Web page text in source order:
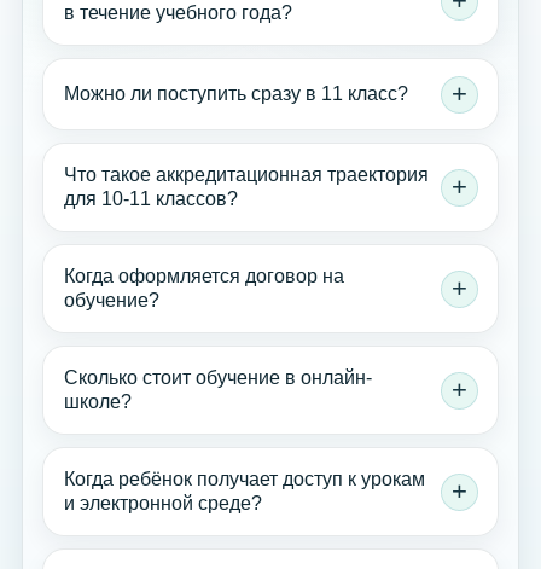
в течение учебного года?
Можно ли поступить сразу в 11 класс?
Что такое аккредитационная траектория
для 10-11 классов?
Когда оформляется договор на
обучение?
Сколько стоит обучение в онлайн-
школе?
Когда ребёнок получает доступ к урокам
и электронной среде?